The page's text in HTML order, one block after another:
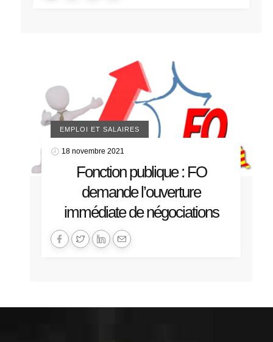
EMPLOI ET SALAIRES
18 novembre 2021
Fonction publique : FO
demande l’ouverture
immédiate de négociations